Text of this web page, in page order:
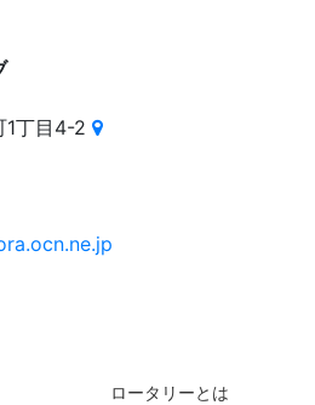
1丁目4-2
ロータリーとは